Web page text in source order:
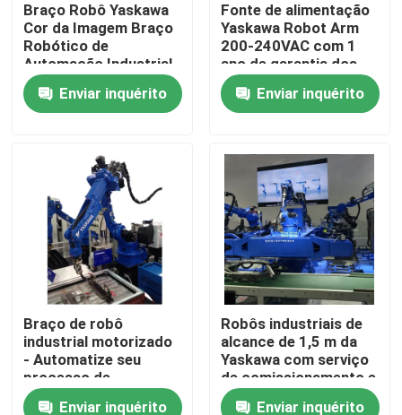
Produtos
Vídeos
Sobre nós
Excursão da fábrica
Controle da qualidade
Contacte-nos
Notícia
Braço Robô Yaskawa
Cor da Imagem Braço
Robótico de
Automação Industrial
para Produção
IndustrialEnviar inquérito
Fonte de alimentação
Yaskawa Robot Arm
200-240VAC com 1
ano de garantia dos
componentes
principaisEnviar inquérito
Braço de robô
industrial motorizado
- Automatize seu
processo de
fabricação com
Enviar inquérito
Robôs industriais de
alcance de 1,5 m da
Yaskawa com serviço
de comissionamento e
treinamento
Enviar inquérito